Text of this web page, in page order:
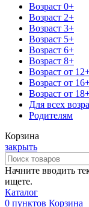
Возраст 0+
Возраст 2+
Возраст 3+
Возраст 5+
Возраст 6+
Возраст 8+
Возраст от
Возраст от
Возраст от
Для всех
Родителям
Корзина
закрыть
Начните вводить
ищете.
Каталог
0 пунктов Корзина